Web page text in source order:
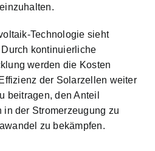
Technologie sieht
kontinuierliche
werden die Kosten
der Solarzellen weiter
beitragen, den Anteil
der Stromerzeugung zu
zu bekämpfen.